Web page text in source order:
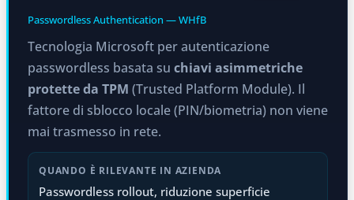
Passwordless Authentication — WHfB
Tecnologia Microsoft per autenticazione
passwordless basata su chiavi asimmetriche
protette da TPM (Trusted Platform Module). Il
fattore di sblocco locale (PIN/biometria) non viene
mai trasmesso in rete.
QUANDO È RILEVANTE IN AZIENDA
Passwordless rollout, riduzione superficie